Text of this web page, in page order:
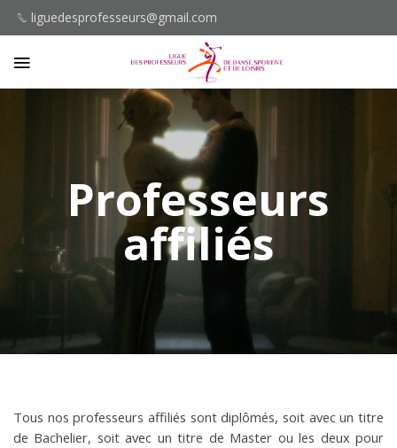
liguedesprofesseurs@gmail.com
Professeurs
affiliés
Tous nos professeurs affiliés sont diplômés, soit avec un titre
de Bachelier, soit avec un titre de Master ou les deux pour